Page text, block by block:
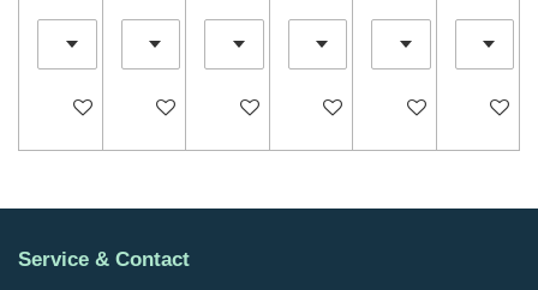
In winkelwagenIn winkelwagenIn winkelwagenIn winkelwagenIn winkelwagen
In
Service & Contact